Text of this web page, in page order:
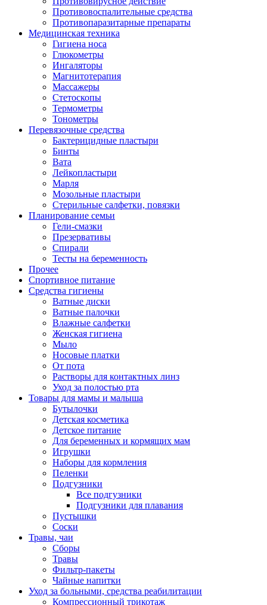
Противовоспалительные средства
Противопаразитарные препараты
Медицинская техника
Гигиена носа
Глюкометры
Ингаляторы
Магнитотерапия
Массажеры
Стетоскопы
Термометры
Тонометры
Перевязочные средства
Бактерицидные пластыри
Бинты
Вата
Лейкопластыри
Марля
Мозольные пластыри
Стерильные салфетки, повязки
Планирование семьи
Гели-смазки
Презервативы
Спирали
Тесты на беременность
Прочее
Спортивное питание
Средства гигиены
Ватные диски
Ватные палочки
Влажные салфетки
Женская гигиена
Мыло
Носовые платки
От пота
Растворы для контактных линз
Уход за полостью рта
Товары для мамы и малыша
Бутылочки
Детская косметика
Детское питание
Для беременных и кормящих мам
Игрушки
Наборы для кормления
Пеленки
Подгузники
Все подгузники
Подгузники для плавания
Пустышки
Соски
Травы, чаи
Сборы
Травы
Фильтр-пакеты
Чайные напитки
Уход за больными, средства реабилитации
Компрессионный трикотаж